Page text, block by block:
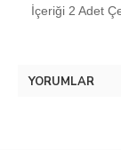
İçeriği 2 Adet
YORUMLAR